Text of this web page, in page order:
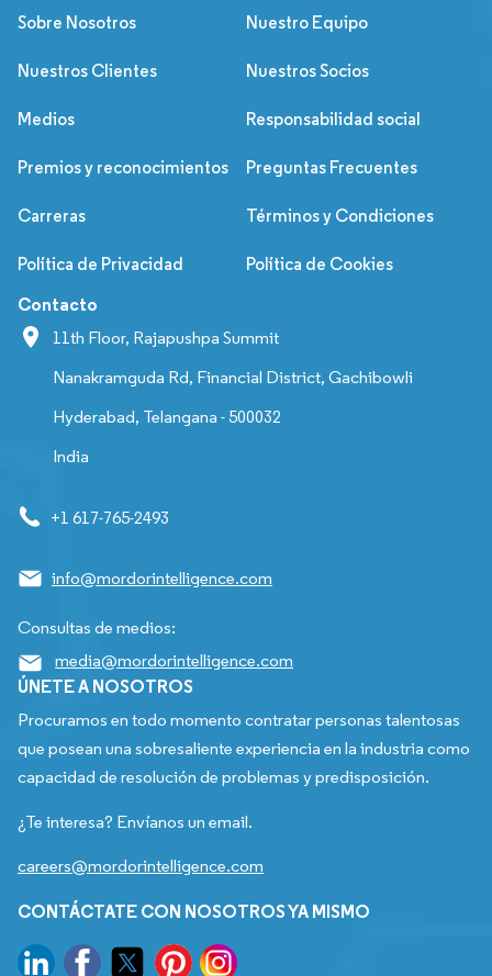
Sobre Nosotros Nuestro Equipo
Nuestros Clientes Nuestros Socios
Medios Responsabilidad social
Premios y reconocimientos Preguntas Frecuentes
Carreras Términos y Condiciones
Política de Privacidad Política de Cookies
Contacto
11th Floor, Rajapushpa Summit
Nanakramguda Rd, Financial District, Gachibowli
Hyderabad, Telangana - 500032
India
+1 617-765-2493
info@mordorintelligence.com
Consultas de medios:
media@mordorintelligence.com
ÚNETE A NOSOTROS
Procuramos en todo momento contratar personas talentosas
que posean una sobresaliente experiencia en la industria como
capacidad de resolución de problemas y predisposición.
¿Te interesa? Envíanos un email.
careers@mordorintelligence.com
CONTÁCTATE CON NOSOTROS YA MISMO